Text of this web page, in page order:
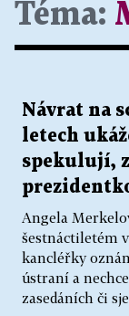
Téma:
Návrat na
letech
spekulují,
Angela
šestnáctiletém
kancléřky
ústraní a
zasedáních či